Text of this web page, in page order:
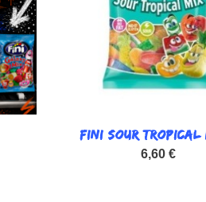
Vista rápida
FINI SOUR
6,60 €